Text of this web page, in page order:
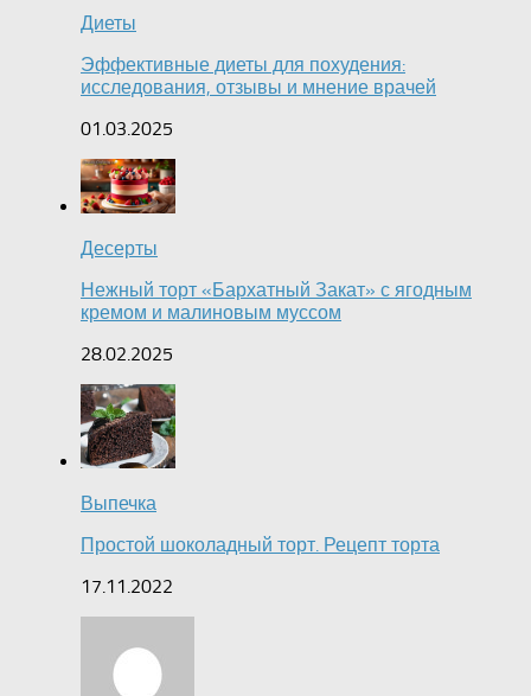
Диеты
Эффективные диеты для похудения:
исследования, отзывы и мнение врачей
01.03.2025
Десерты
Нежный торт «Бархатный Закат» с ягодным
кремом и малиновым муссом
28.02.2025
Выпечка
Простой шоколадный торт. Рецепт торта
17.11.2022